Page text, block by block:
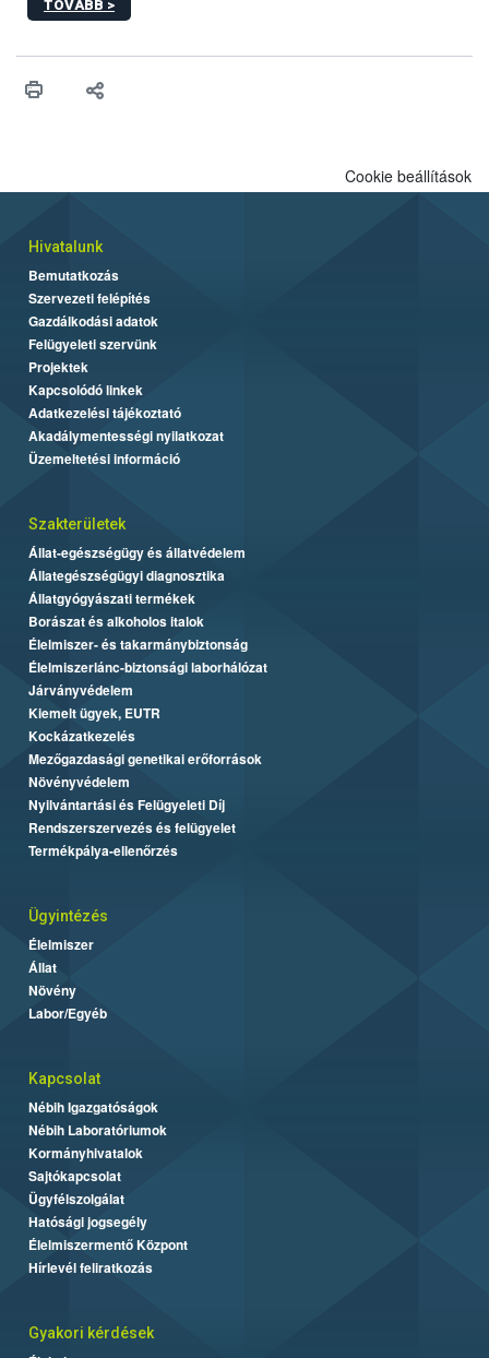
TOVÁBB >
Cookie beállítások
Hivatalunk
Bemutatkozás
Szervezeti felépítés
Gazdálkodási adatok
Felügyeleti szervünk
Projektek
Kapcsolódó linkek
Adatkezelési tájékoztató
Akadálymentességi nyilatkozat
Üzemeltetési információ
Szakterületek
Állat-egészségügy és állatvédelem
Állategészségügyi diagnosztika
Állatgyógyászati termékek
Borászat és alkoholos italok
Élelmiszer- és takarmánybiztonság
Élelmiszerlánc-biztonsági laborhálózat
Járványvédelem
Kiemelt ügyek, EUTR
Kockázatkezelés
Mezőgazdasági genetikai erőforrások
Növényvédelem
Nyilvántartási és Felügyeleti Díj
Rendszerszervezés és felügyelet
Termékpálya-ellenőrzés
Ügyintézés
Élelmiszer
Állat
Növény
Labor/Egyéb
Kapcsolat
Nébih Igazgatóságok
Nébih Laboratóriumok
Kormányhivatalok
Sajtókapcsolat
Ügyfélszolgálat
Hatósági jogsegély
Élelmiszermentő Központ
Hírlevél feliratkozás
Gyakori kérdések